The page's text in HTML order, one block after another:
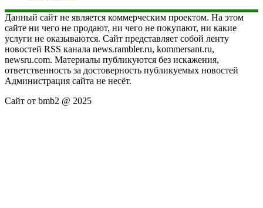
Данный сайт не является коммерческим проектом. На этом
сайте ни чего не продают, ни чего не покупают, ни какие
услуги не оказываются. Сайт представляет собой ленту
новостей RSS канала news.rambler.ru, kommersant.ru,
newsru.com. Материалы публикуются без искажения,
ответственность за достоверность публикуемых новостей
Администрация сайта не несёт.
Сайт от bmb2 @ 2025